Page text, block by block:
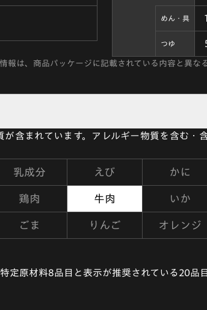
めん・具
つゆ
報は、商品パッケージに記載されている内容と異
含まれています。アレルギー物質を含む・
乳成分 えび かに
鶏肉 牛肉 いか
ごま りんご オレンジ
定原材料8品目と表示が推奨されている20品